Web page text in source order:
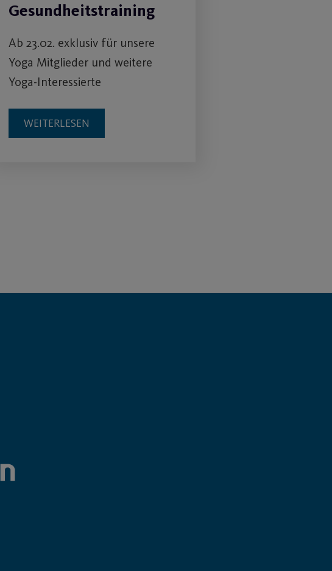
Gesundheitstraining
Ab 23.02. exklusiv für unsere
Yoga Mitglieder und weitere
Yoga-Interessierte
WEITERLESEN